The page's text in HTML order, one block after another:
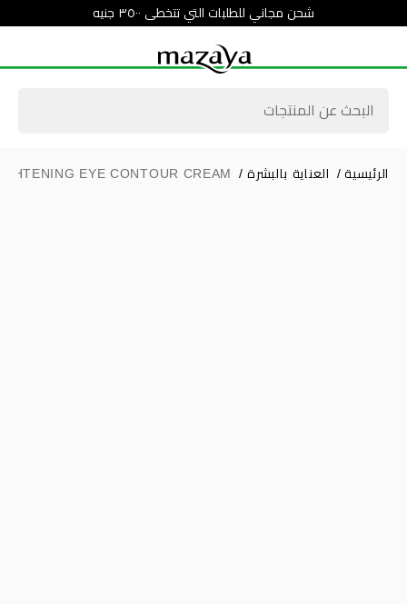
شحن مجاني للطلبات التي تتخطى ٣٥٠٠ جنيه
الرئيسية / العناية بالبشرة /
EYE CONTOUR CREAM